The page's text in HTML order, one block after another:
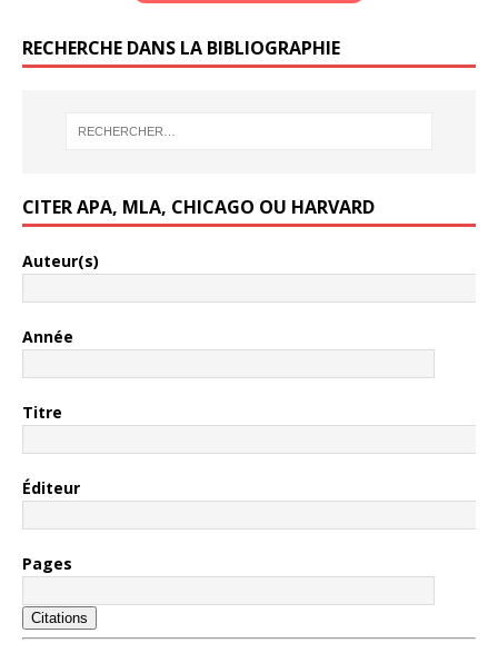
RECHERCHE DANS LA BIBLIOGRAPHIE
CITER APA, MLA, CHICAGO OU HARVARD
Auteur(s)
Année
Titre
Éditeur
Pages
Citations